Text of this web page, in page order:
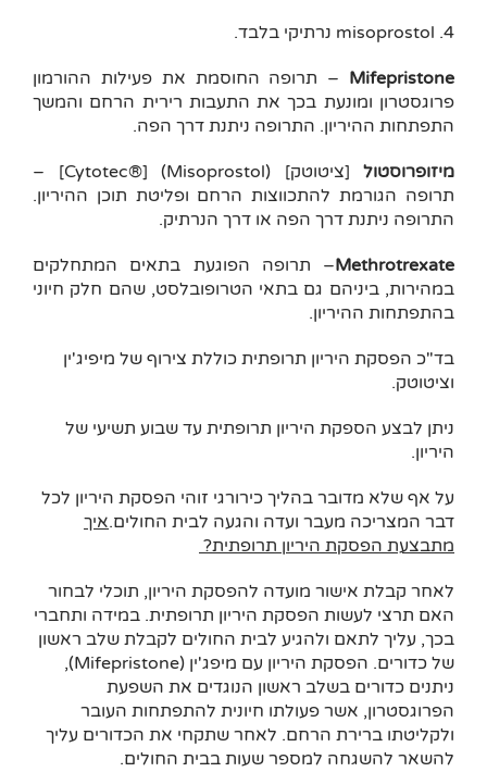
4. misoprostol נרתיקי בלבד.
Mifepristone – תרופה החוסמת את פעילות ההורמון
פרוגסטרון ומונעת בכך את התעבות רירית הרחם והמשך
התפתחות ההיריון. התרופה ניתנת דרך הפה.
מיזופרוסטול
[ציטוטק] (Misoprostol) ‏[Cytotec®‎] –
תרופה הגורמת להתכווצות הרחם ופליטת תוכן ההיריון.
התרופה ניתנת דרך הפה או דרך הנרתיק.
Methrotrexate– תרופה הפוגעת בתאים המתחלקים
במהירות, ביניהם גם בתאי הטרופובלסט, שהם חלק חיוני
בהתפתחות ההיריון.
בד"כ הפסקת היריון תרופתית כוללת צירוף של מיפיג'ין
וציטוטק.
ניתן לבצע הספקת היריון תרופתית עד שבוע תשיעי של
היריון.
על אף שלא מדובר בהליך כירורגי זוהי הפסקת היריון לכל
דבר המצריכה מעבר ועדה והגעה לבית החולים.איך
מתבצעת הפסקת היריון תרופתית?
לאחר קבלת אישור מועדה להפסקת היריון, תוכלי לבחור
האם תרצי לעשות הפסקת היריון תרופתית. במידה ותחברי
בכך, עליך לתאם ולהגיע לבית החולים לקבלת שלב ראשון
של כדורים. הפסקת היריון עם מיפג'ין (Mifepristone),
ניתנים כדורים בשלב ראשון הנוגדים את השפעת
הפרוגסטרון, אשר פעולתו חיונית להתפתחות העובר
ולקליטתו ברירת הרחם. לאחר שתקחי את הכדורים עליך
להשאר להשגחה למספר שעות בבית החולים.